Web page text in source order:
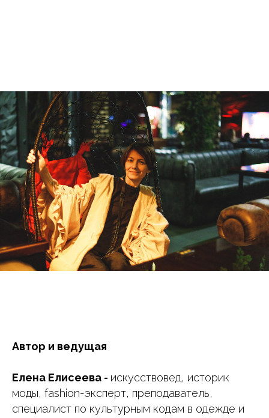
Автор и ведущая
Елена Елисеева - искусствовед, историк
моды, fashion-эксперт, преподаватель,
специалист по культурным кодам в одежде и